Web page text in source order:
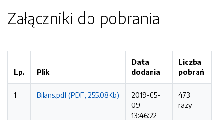
Załączniki do pobrania
Lp. Plik
Data
dodania
Liczba
pobrań
1 Bilans.pdf (PDF, 255.08Kb)
2019-05-
09
13:46:22
473
razy